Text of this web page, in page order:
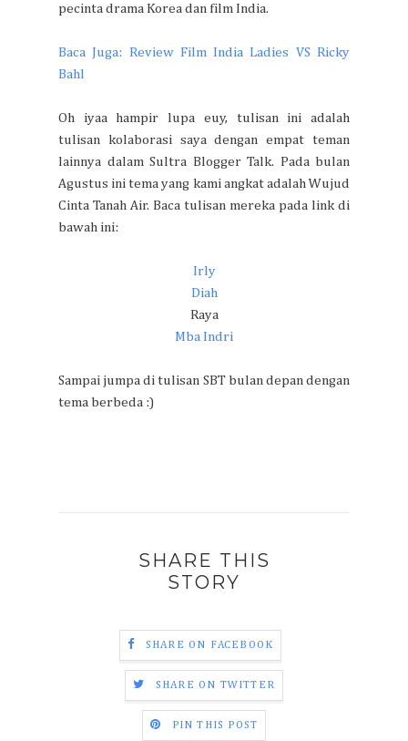
pecinta drama Korea dan film India.
Baca Juga: Review Film India Ladies VS Ricky
Bahl
Oh iyaa hampir lupa euy, tulisan ini adalah
tulisan kolaborasi saya dengan empat teman
lainnya dalam Sultra Blogger Talk. Pada bulan
Agustus ini tema yang kami angkat adalah Wujud
Cinta Tanah Air. Baca tulisan mereka pada link di
bawah ini:
Irly
Diah
Raya
Mba Indri
Sampai jumpa di tulisan SBT bulan depan dengan
tema berbeda :)
SHARE THIS
STORY
SHARE ON FACEBOOK
SHARE ON TWITTER
PIN THIS POST